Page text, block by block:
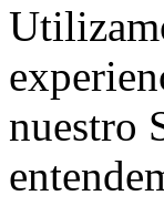
nuestro